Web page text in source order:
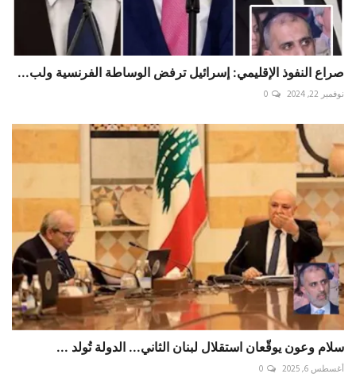
صراع النفوذ الإقليمي: إسرائيل ترفض الوساطة الفرنسية ولب...
نوفمبر 22, 2024 0
سلام وعون يوقّعان استقلال لبنان الثاني... الدولة تُولد ...
أغسطس 6, 2025 0